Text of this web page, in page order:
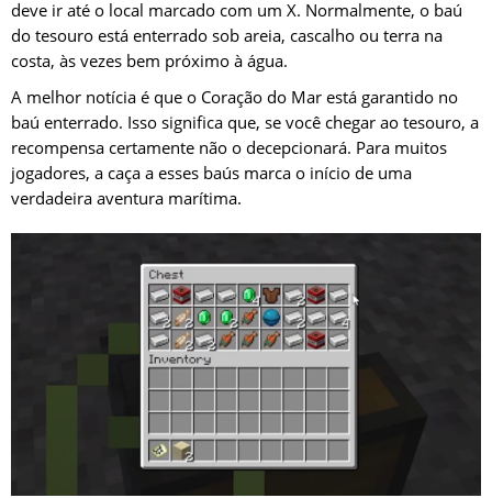
deve ir até o local marcado com um X. Normalmente, o baú
do tesouro está enterrado sob areia, cascalho ou terra na
costa, às vezes bem próximo à água.
A melhor notícia é que o Coração do Mar está garantido no
baú enterrado. Isso significa que, se você chegar ao tesouro, a
recompensa certamente não o decepcionará. Para muitos
jogadores, a caça a esses baús marca o início de uma
verdadeira aventura marítima.